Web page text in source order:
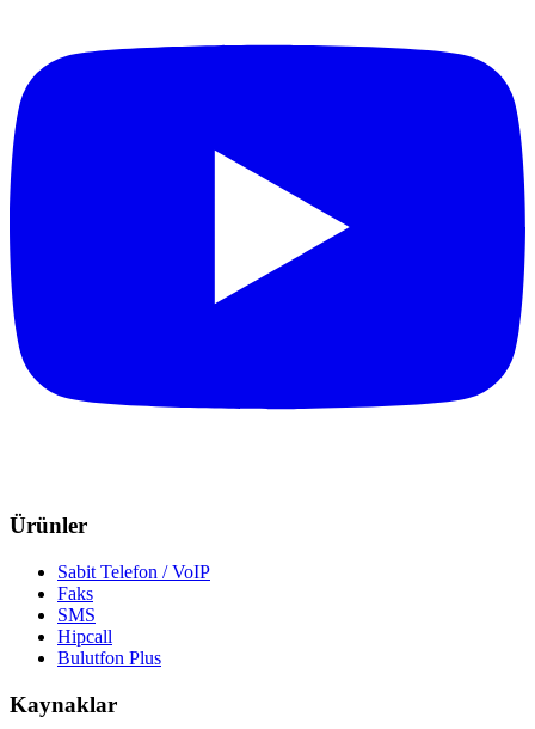
Ürünler
Sabit Telefon / VoIP
Faks
SMS
Hipcall
Bulutfon Plus
Kaynaklar